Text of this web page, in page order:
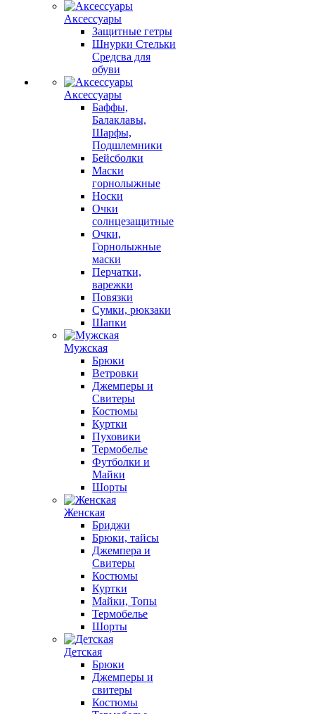
Аксессуары
Защитные гетры
Шнурки Стельки
Средсва для
обуви
Аксессуары
Баффы,
Балаклавы,
Шарфы,
Подшлемники
Бейсболки
Маски
горнолыжные
Носки
Очки
солнцезащитные
Очки,
Горнолыжные
маски
Перчатки,
варежки
Повязки
Сумки, рюкзаки
Шапки
Мужская
Брюки
Ветровки
Джемперы и
Свитеры
Костюмы
Куртки
Пуховики
Термобелье
Футболки и
Майки
Шорты
Женская
Бриджи
Брюки, тайсы
Джемпера и
Свитеры
Костюмы
Куртки
Майки, Топы
Термобелье
Шорты
Детская
Брюки
Джемперы и
свитеры
Костюмы